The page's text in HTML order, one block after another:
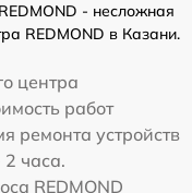
- несложная
REDMOND в Казани.
центра
работ
ремонта устройств
часа.
REDMOND